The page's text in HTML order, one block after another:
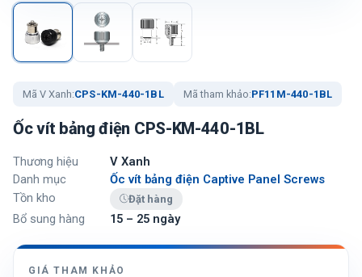
Mã V Xanh:CPS-KM-440-1BL Mã tham khảo:PF11M-440-1BL
Ốc vít bảng điện CPS-KM-440-1BL
Thương hiệu
V Xanh
Danh mục
Ốc vít bảng điện Captive Panel Screws
Tồn kho
Đặt hàng
Bổ sung hàng 15 – 25 ngày
GIÁ THAM KHẢO